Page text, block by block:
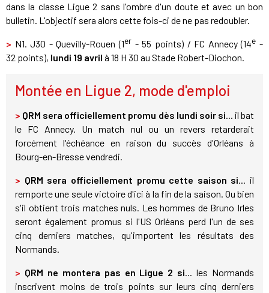
dans la classe Ligue 2 sans l'ombre d'un doute et avec un bon
bulletin. L'objectif sera alors cette fois-ci de ne pas redoubler.
> N1. J30 - Quevilly-Rouen (1er - 55 points) / FC Annecy (14e -
32 points), lundi 19 avril à 18 H 30 au Stade Robert-Diochon.
Montée en Ligue 2, mode d'emploi
> QRM sera officiellement promu dès lundi soir si... il bat
le FC Annecy. Un match nul ou un revers retarderait
forcément l'échéance en raison du succès d'Orléans à
Bourg-en-Bresse vendredi.
> QRM sera officiellement promu cette saison si... il
remporte une seule victoire d'ici à la fin de la saison. Ou bien
s'il obtient trois matches nuls. Les hommes de Bruno Irles
seront également promus si l'US Orléans perd l'un de ses
cinq derniers matches, qu'importent les résultats des
Normands.
> QRM ne montera pas en Ligue 2 si... les Normands
inscrivent moins de trois points sur leurs cinq derniers